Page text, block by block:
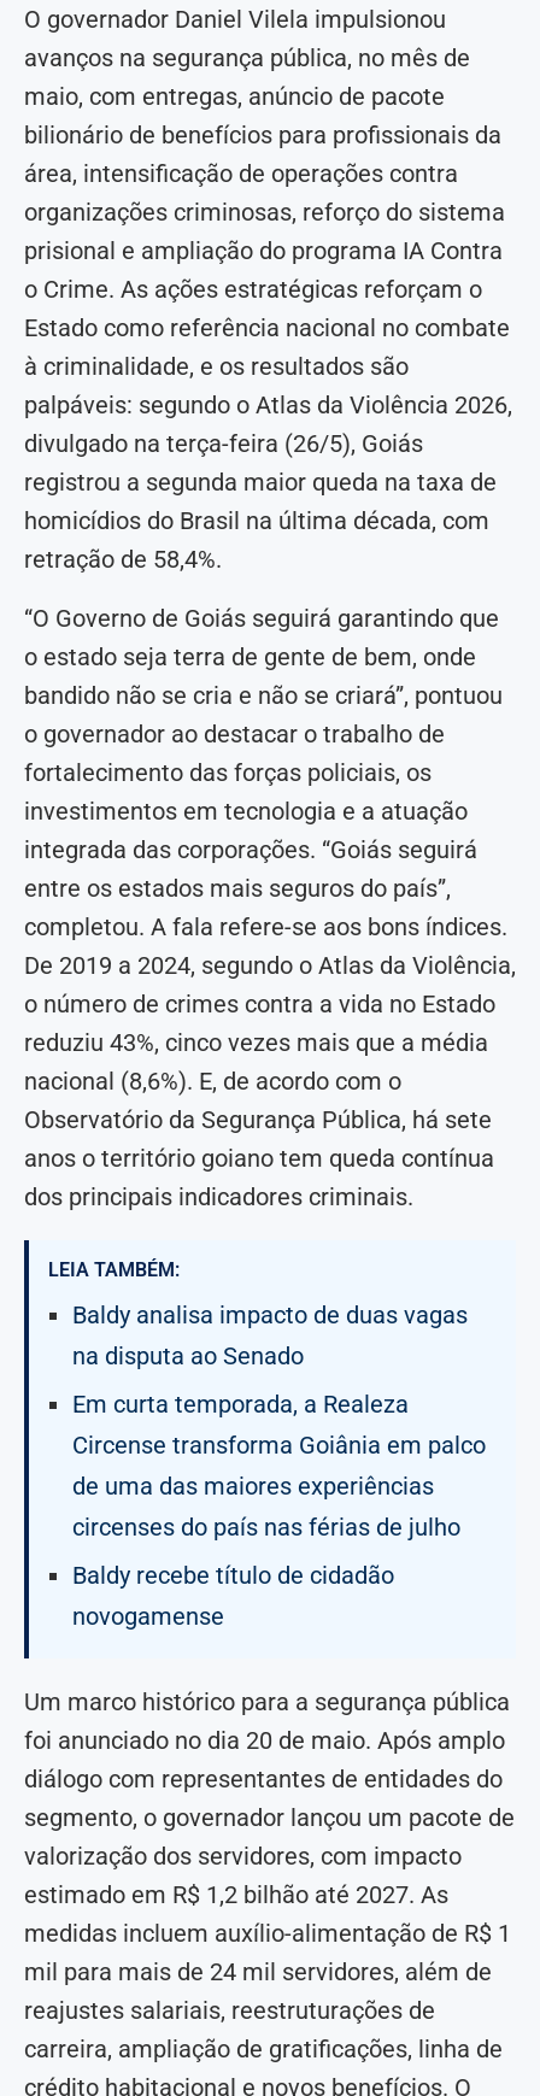
O governador Daniel Vilela impulsionou
avanços na segurança pública, no mês de
maio, com entregas, anúncio de pacote
bilionário de benefícios para profissionais da
área, intensificação de operações contra
organizações criminosas, reforço do sistema
prisional e ampliação do programa IA Contra
o Crime. As ações estratégicas reforçam o
Estado como referência nacional no combate
à criminalidade, e os resultados são
palpáveis: segundo o Atlas da Violência 2026,
divulgado na terça-feira (26/5), Goiás
registrou a segunda maior queda na taxa de
homicídios do Brasil na última década, com
retração de 58,4%.
“O Governo de Goiás seguirá garantindo que
o estado seja terra de gente de bem, onde
bandido não se cria e não se criará”, pontuou
o governador ao destacar o trabalho de
fortalecimento das forças policiais, os
investimentos em tecnologia e a atuação
integrada das corporações. “Goiás seguirá
entre os estados mais seguros do país”,
completou. A fala refere-se aos bons índices.
De 2019 a 2024, segundo o Atlas da Violência,
o número de crimes contra a vida no Estado
reduziu 43%, cinco vezes mais que a média
nacional (8,6%). E, de acordo com o
Observatório da Segurança Pública, há sete
anos o território goiano tem queda contínua
dos principais indicadores criminais.
LEIA TAMBÉM:
Baldy analisa impacto de duas vagas
na disputa ao Senado
Em curta temporada, a Realeza
Circense transforma Goiânia em palco
de uma das maiores experiências
circenses do país nas férias de julho
Baldy recebe título de cidadão
novogamense
Um marco histórico para a segurança pública
foi anunciado no dia 20 de maio. Após amplo
diálogo com representantes de entidades do
segmento, o governador lançou um pacote de
valorização dos servidores, com impacto
estimado em R$ 1,2 bilhão até 2027. As
medidas incluem auxílio-alimentação de R$ 1
mil para mais de 24 mil servidores, além de
reajustes salariais, reestruturações de
carreira, ampliação de gratificações, linha de
crédito habitacional e novos benefícios. O